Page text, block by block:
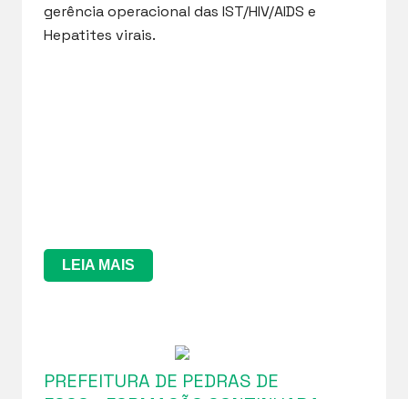
gerência operacional das IST/HIV/AIDS e
Hepatites virais.
LEIA MAIS
PREFEITURA DE PEDRAS DE